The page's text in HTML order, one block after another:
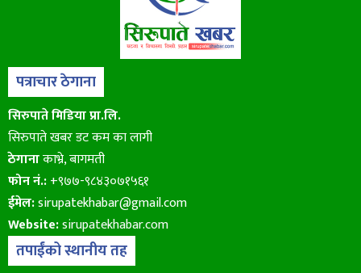
पत्राचार ठेगाना
सिरुपाते मिडिया प्रा.लि.
सिरुपाते खबर डट कम का लागी
ठेगानाकाभ्रे, बागमती
फोन नं.:+९७७-९८४३०७१५६१
ईमेल:sirupatekhabar@gmail.com
Website:sirupatekhabar.com
तपाईंको स्थानीय तह